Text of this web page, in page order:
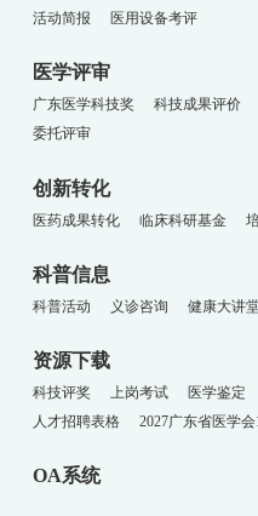
活动简报
医用设备考评
医学评审
广东医学科技奖 科技成果评价
委托评审
创新转化
医药成果转化 临床科研基金
科普信息
科普活动 义诊咨询 健康大讲
资源下载
科技评奖 上岗考试 医学鉴定
人才招聘表格
2027广东省医学
OA系统